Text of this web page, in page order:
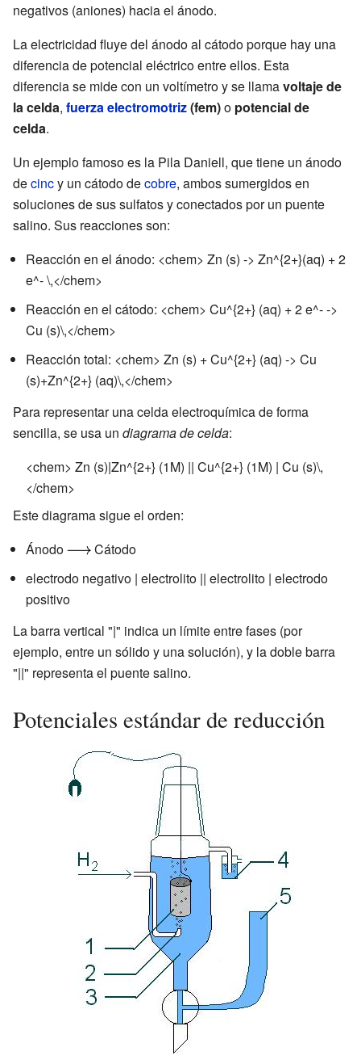
negativos (aniones) hacia el ánodo.
La electricidad fluye del ánodo al cátodo porque hay una
diferencia de potencial eléctrico entre ellos. Esta
diferencia se mide con un voltímetro y se llamavoltaje de
la celda, fuerza electromotriz(fem)o potencial de
celda.
Un ejemplo famoso es la Pila Daniell, que tiene un ánodo
decincy un cátodo decobre, ambos sumergidos en
soluciones de sus sulfatos y conectados por un puente
salino. Sus reacciones son:
Reacción en el ánodo: <chem> Zn (s) -> Zn^{2+}(aq) + 2
e^- \,</chem>
Reacción en el cátodo: <chem> Cu^{2+} (aq) + 2 e^- ->
Cu (s)\,</chem>
Reacción total: <chem> Zn (s) + Cu^{2+} (aq) -> Cu
(s)+Zn^{2+} (aq)\,</chem>
Para representar una celda electroquímica de forma
sencilla, se usa un diagrama de celda:
<chem> Zn (s)|Zn^{2+} (1M) || Cu^{2+} (1M) | Cu (s)\,
</chem>
Este diagrama sigue el orden:
Ánodo
Cátodo
electrodo negativo | electrolito || electrolito | electrodo
positivo
La barra vertical "|" indica un límite entre fases (por
ejemplo, entre un sólido y una solución), y la doble barra
"||" representa el puente salino.
Potenciales estándar de reducción